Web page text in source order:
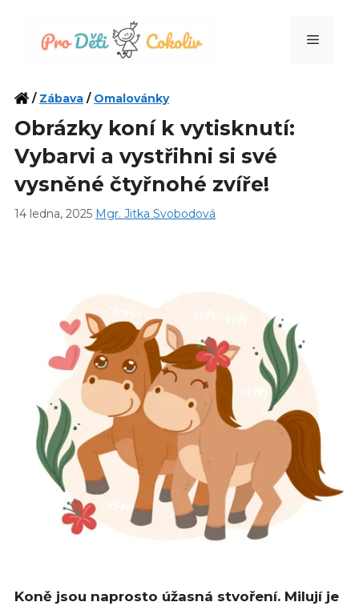
Menu
/ Zábava / Omalovánky
Obrázky koní k vytisknutí:
Vybarvi a vystřihni si své
vysněné čtyřnohé zvíře!
14 ledna, 2025 Mgr. Jitka Svobodová
Koně jsou naprosto úžasná stvoření. Milují je